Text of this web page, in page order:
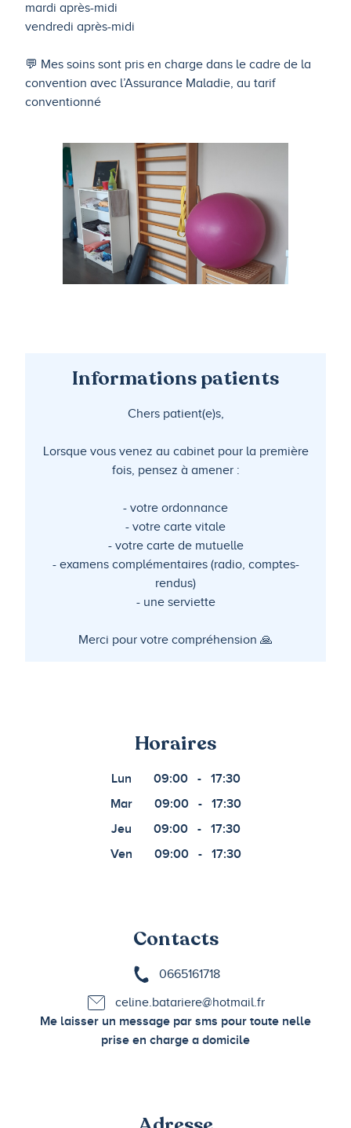
mardi après-midi
vendredi après-midi
💬 Mes soins sont pris en charge dans le cadre de la
convention avec l’Assurance Maladie, au tarif
conventionné
Informations patients
Chers patient(e)s,
Lorsque vous venez au cabinet pour la première
fois, pensez à amener :
- votre ordonnance
- votre carte vitale
- votre carte de mutuelle
- examens complémentaires (radio, comptes-
rendus)
- une serviette
Merci pour votre compréhension 🙏
Horaires
Lun 09:00 -
17:30
Mar
09:00 -
17:30
Jeu
09:00 -
17:30
Ven
09:00 - 17:30
Contacts
0665161718
celine.batariere@hotmail.fr
Me laisser un message par sms pour toute nelle
prise en charge a domicile